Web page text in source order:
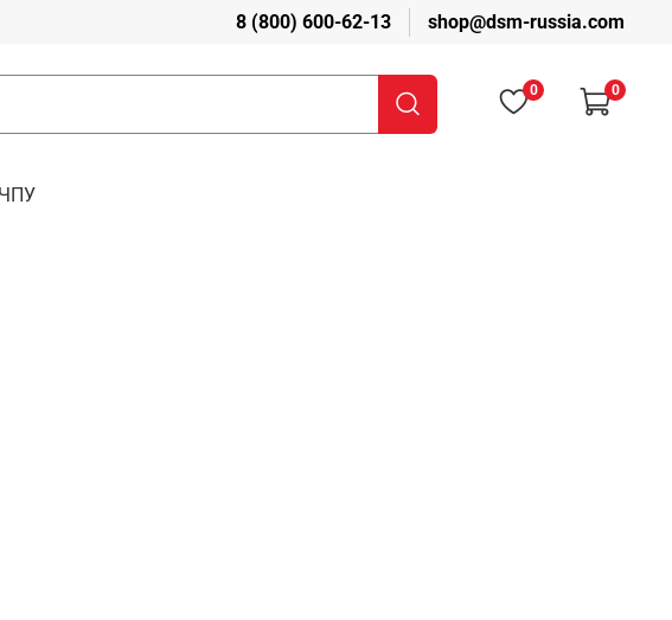
8 (800) 600-62-13 shop@dsm-russia.com
0 0